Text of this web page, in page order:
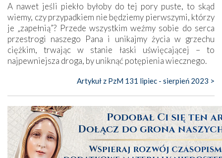
A nawet jeśli piekło byłoby do tej pory puste, to skąd
wiemy, czy przypadkiem nie będziemy pierwszymi, którzy
je „zapełnią”? Przede wszystkim weźmy sobie do serca
przestrogi naszego Pana i unikajmy życia w grzechu
ciężkim, trwając w stanie łaski uświęcającej – to
najpewniejsza droga, by uniknąć potępienia wiecznego.
Artykuł z PzM 131 lipiec - sierpień 2023 >